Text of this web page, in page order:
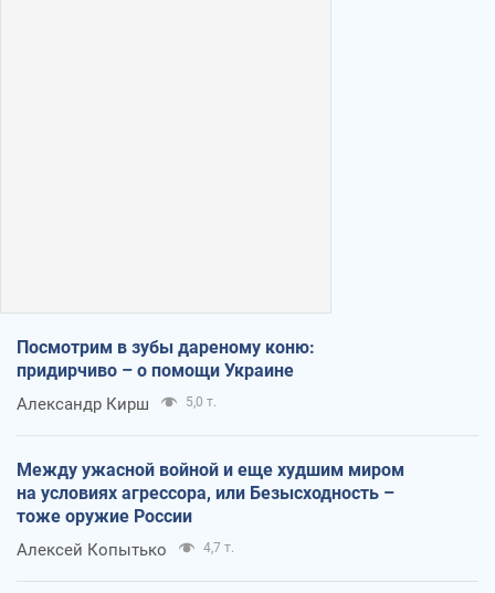
Посмотрим в зубы дареному коню:
придирчиво – о помощи Украине
Александр Кирш 5,0 т.
Между ужасной войной и еще худшим миром
на условиях агрессора, или Безысходность –
тоже оружие России
Алексей Копытько 4,7 т.